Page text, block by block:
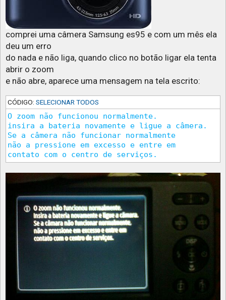
comprei uma câmera Samsung es95 e com um mês ela
deu um erro
do nada e não liga, quando clico no botão ligar ela tenta
abrir o zoom
e não abre, aparece uma mensagem na tela escrito:
CÓDIGO: SELECIONAR TODOS
O zoom não funcionou normalmente.
insira a bateria novamente e ligue a câmera.
Se a câmera não funcionar normalmente
não a pressione em excesso e entre em